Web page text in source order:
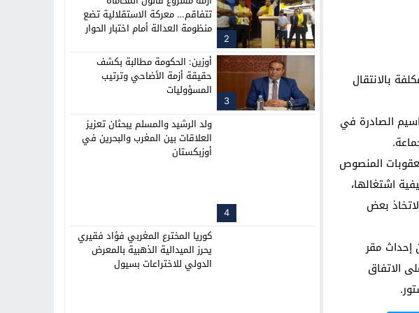
بالانتقال
الصادرة في
المنصوص
اشتغالها،
بعض
إحداث مقر
بموجبه على الاتفاق
2
تتفاقم… معركة الاستقلالية تضع
منظومة العدالة أمام اختبار الحوار
3
أوزين: الحكومة مطالبة بكشف
حقيقة أزمة الأضاحي وترتيب
المسؤوليات
4
ولد الرشيد والمسلم يبحثان تعزيز
العلاقات بين المغرب والبحرين في
أوزبكستان
كوريا المخترع المغربي فؤاد فقيري
يحرز الميدالية الذهبية بالمعرض
الدولي للاختراعات بسيول